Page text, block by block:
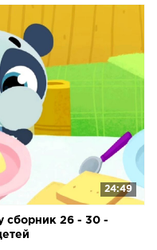
24:49
сборник 26 - 30 -